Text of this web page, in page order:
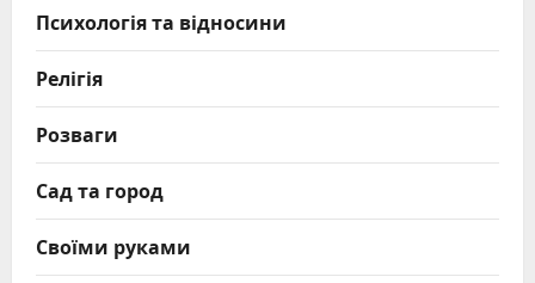
Психологія та відносини
Релігія
Розваги
Сад та город
Своїми руками